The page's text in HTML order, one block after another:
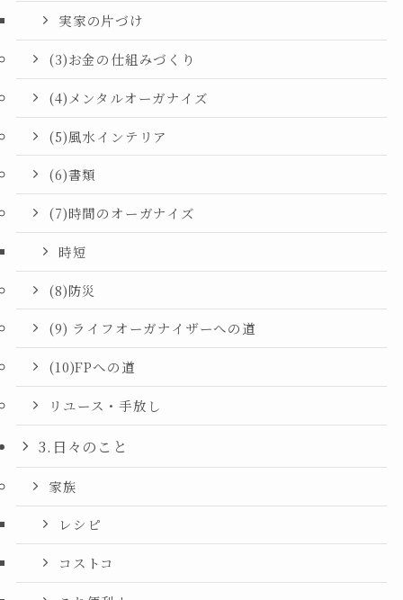
実家の片づけ
(3)お金の仕組みづくり
(4)メンタルオーガナイズ
(5)風水インテリア
(6)書類
(7)時間のオーガナイズ
時短
(8)防災
(9) ライフオーガナイザーへの道
(10)FPへの道
リユース・手放し
3.日々のこと
家族
レシピ
コストコ